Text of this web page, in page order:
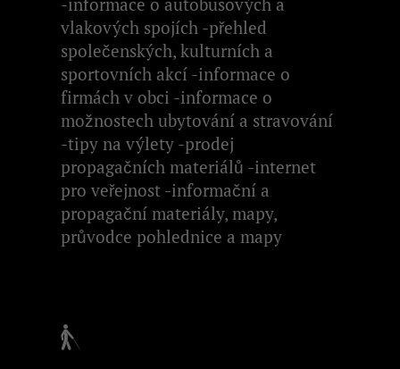
vlakových spojích -přehled
společenských, kulturních a
sportovních akcí -informace o
firmách v obci -informace o
možnostech ubytování a stravování
-tipy na výlety -prodej
propagačních materiálů -internet
pro veřejnost -informační a
propagační materiály, mapy,
průvodce pohlednice a mapy